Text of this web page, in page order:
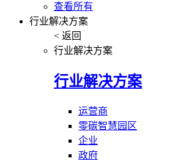
查看所有
行业解决方案
< 返回
行业解决方案
行业解决方案
运营商
零碳智慧园区
企业
政府